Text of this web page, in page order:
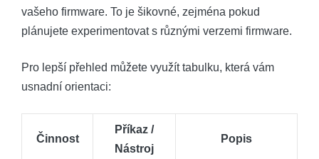
vašeho firmware. To je šikovné, zejména pokud
plánujete experimentovat s různými verzemi firmware.
Pro lepší přehled můžete využít tabulku, která vám
usnadní orientaci:
Činnost
Příkaz /
Nástroj
Popis